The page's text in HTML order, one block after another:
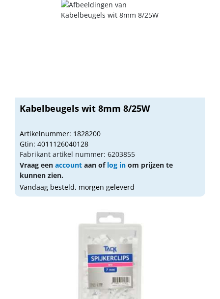
Kabelbeugels wit 8mm 8/25W
Artikelnummer: 1828200
Gtin: 4011126040128
Fabrikant artikel nummer: 6203855
Vraag een account aan of log in om prijzen te
kunnen zien.
Vandaag besteld, morgen geleverd